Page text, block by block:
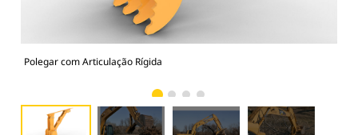
Polegar com Articulação Rígida